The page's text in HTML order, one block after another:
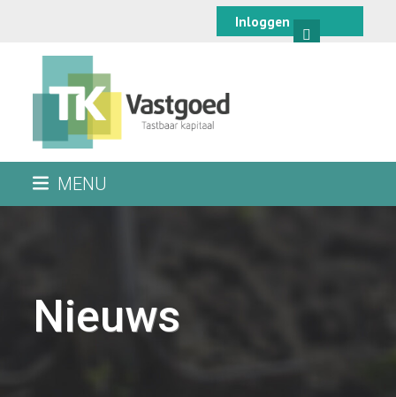
content
Inloggen
MENU
Nieuws